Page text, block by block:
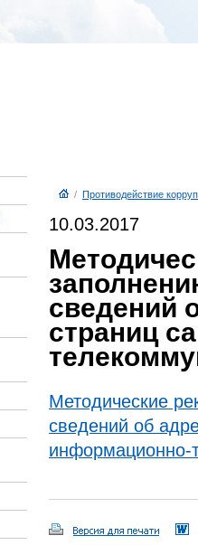
/ Противодействие
10.03.2017
сведений
страниц
Методические
сведений об
информационно-